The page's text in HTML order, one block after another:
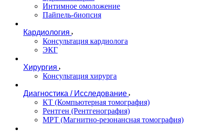
Интимное омоложение
Пайпель-биопсия
Кардиология
Консультация кардиолога
ЭКГ
Хирургия
Консультация хирурга
Диагностика / Исследование
КТ (Компьютерная томография)
Рентген (Рентгенография)
МРТ (Магнитно-резонансная томография)